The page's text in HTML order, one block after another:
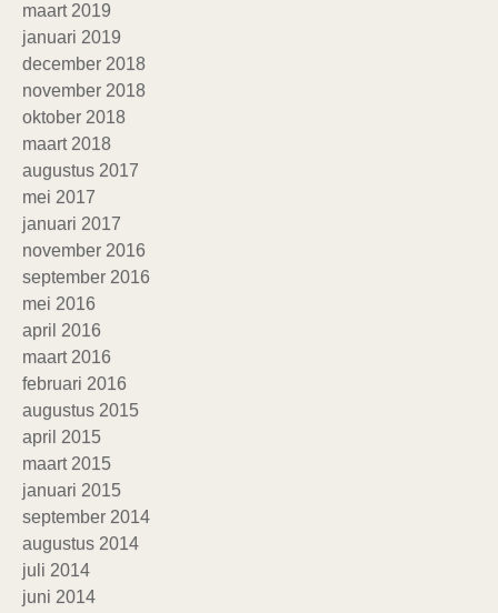
maart 2019
januari 2019
december 2018
november 2018
oktober 2018
maart 2018
augustus 2017
mei 2017
januari 2017
november 2016
september 2016
mei 2016
april 2016
maart 2016
februari 2016
augustus 2015
april 2015
maart 2015
januari 2015
september 2014
augustus 2014
juli 2014
juni 2014